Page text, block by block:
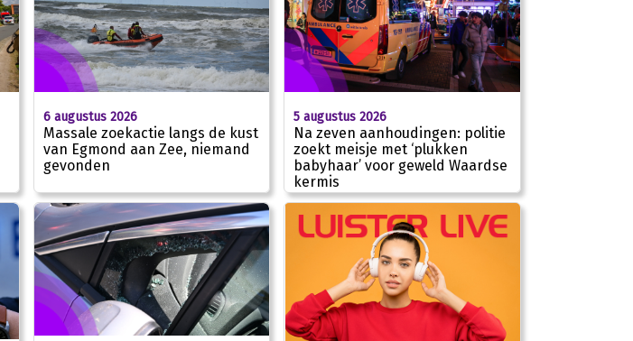
6 augustus 2026
Massale zoekactie langs de kust
van Egmond aan Zee, niemand
gevonden
5 augustus 2026
Na zeven aanhoudingen: politie
zoekt meisje met ‘plukken
babyhaar’ voor geweld Waardse
kermis